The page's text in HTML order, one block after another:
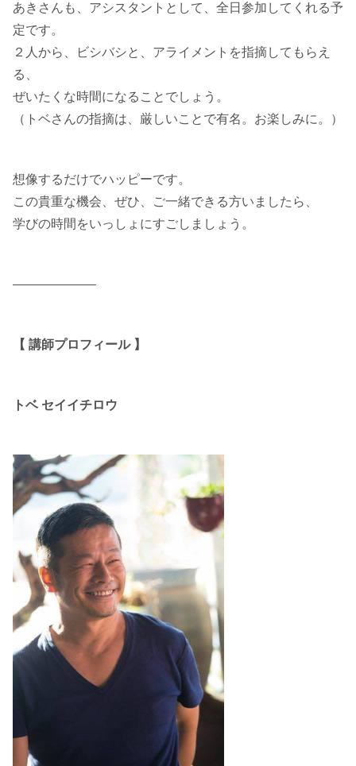
あきさんも、アシスタントとして、全日参加してくれる予
定です。
２人から、ビシバシと、アライメントを指摘してもらえ
る、
ぜいたくな時間になることでしょう。
（トベさんの指摘は、厳しいことで有名。お楽しみに。）
想像するだけでハッピーです。
この貴重な機会、ぜひ、ご一緒できる方いましたら、
学びの時間をいっしょにすごしましょう。
——————–
【 講師プロフィール 】
トベ セイイチロウ